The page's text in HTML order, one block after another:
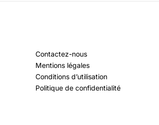
Contactez-nous
Mentions légales
Conditions d’utilisation
Politique de confidentialité